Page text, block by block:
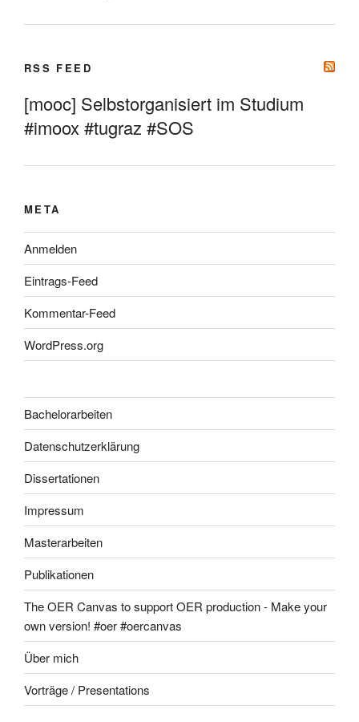
RSS FEED
[mooc] Selbstorganisiert im Studium
#imoox #tugraz #SOS
META
Anmelden
Eintrags-Feed
Kommentar-Feed
WordPress.org
Bachelorarbeiten
Datenschutzerklärung
Dissertationen
Impressum
Masterarbeiten
Publikationen
The OER Canvas to support OER production - Make your
own version! #oer #oercanvas
Über mich
Vorträge / Presentations